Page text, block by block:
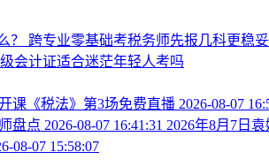
？ 跨专业零基础考税务师先报几科更稳
会计证适合迷茫年轻人考吗
课《税法》第3场免费直播 2026-08-07
盘点 2026-08-07 16:41:31 2026年8月7日
08-07 15:58:07